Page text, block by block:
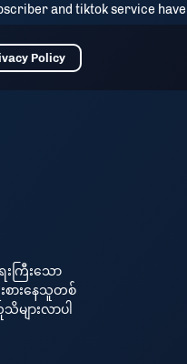
tiktok service have some
Policy
ကြီးသော
ားနေသူတစ်
ျားလာပါ